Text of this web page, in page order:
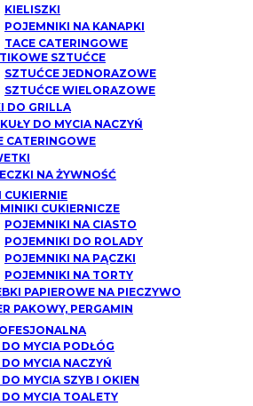
KIELISZKI
POJEMNIKI NA KANAPKI
TACE CATERINGOWE
SZTUĆCE
SZTUĆCE JEDNORAZOWE
SZTUĆCE WIELORAZOWE
DO GRILLA
DO MYCIA NACZYŃ
CATERINGOWE
NA ŻYWNOŚĆ
CUKIERNIE
CUKIERNICZE
POJEMNIKI NA CIASTO
POJEMNIKI DO ROLADY
POJEMNIKI NA PĄCZKI
POJEMNIKI NA TORTY
PAPIEROWE NA PIECZYWO
PAKOWY, PERGAMIN
DO MYCIA PODŁÓG
DO MYCIA NACZYŃ
DO MYCIA SZYB I OKIEN
DO MYCIA TOALETY